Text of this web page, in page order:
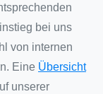
bei uns
von internen
Eine Übersicht
unserer